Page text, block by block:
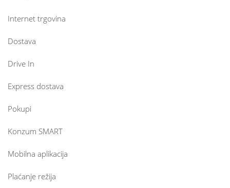
Internet trgovina
Dostava
Drive In
Express dostava
Pokupi
Konzum SMART
Mobilna aplikacija
Plaćanje režija